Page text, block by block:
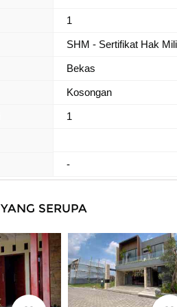
1
SHM - Sertifikat Hak
Bekas
Kosongan
1
-
SERUPA